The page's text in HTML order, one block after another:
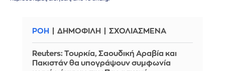
ΡΟΗ ΔΗΜΟΦΙΛΗ ΣΧΟΛΙΑΣΜΕΝΑ
Reuters: Τουρκία, Σαουδική Αραβία και
Πακιστάν θα υπογράψουν συμφωνία